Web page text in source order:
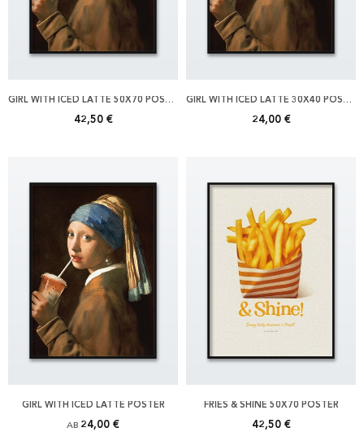
GIRL WITH ICED LATTE 50X70 POSTER
42,50 €
GIRL WITH ICED LATTE 30X40 POSTER
24,00 €
GIRL WITH ICED LATTE POSTER
AB 24,00 €
FRIES & SHINE 50X70 POSTER
42,50 €